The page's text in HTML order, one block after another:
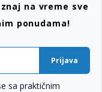
na vreme sve
ponudama!
Prijava
sa praktičnim